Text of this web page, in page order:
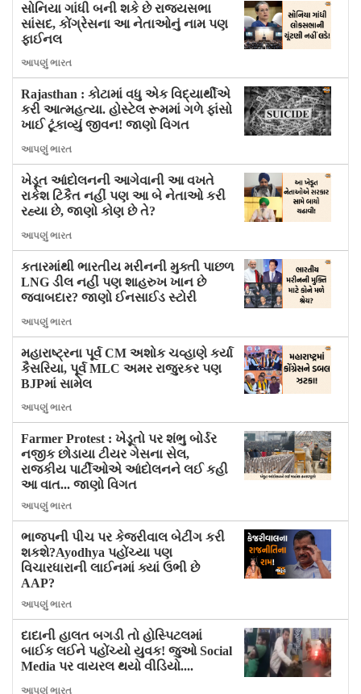
સોનિયા ગાંધી બની શકે છે રાજ્યસભા
સાંસદ, કોંગ્રેસના આ નેતાઓનું નામ પણ
ફાઈનલ
આપણું ભારત
Rajasthan : કોટામાં વધુ એક વિદ્યાર્થીએ
કરી આત્મહત્યા. હોસ્ટેલ રૂમમાં ગળે ફાંસો
ખાઈ ટૂંકાવ્યું જીવન! જાણો વિગત
આપણું ભારત
ખેડૂત આંદોલનની આગેવાની આ વખતે
રાકેશ ટિકૈત નહીં પણ આ બે નેતાઓ કરી
રહ્યા છે, જાણો કોણ છે તે?
આપણું ભારત
કતારમાંથી ભારતીય મરીનની મુક્તી પાછળ
LNG ડીલ નહીં પણ શાહરુખ ખાન છે
જવાબદાર? જાણો ઈનસાઈડ સ્ટોરી
આપણું ભારત
મહારાષ્ટ્રના પૂર્વ CM અશોક ચવ્હાણે કર્યા
કૈસરિયા, પૂર્વ MLC અમર રાજુરકર પણ
BJPમાં સામેલ
આપણું ભારત
Farmer Protest : ખેડૂતો પર શંભુ બોર્ડર
નજીક છોડાયા ટીયર ગેસના સેલ,
રાજકીય પાર્ટીઓએ આંદોલનને લઈ કહી
આ વાત... જાણો વિગત
આપણું ભારત
ભાજપની પીચ પર કેજરીવાલ બેટીંગ કરી
શકશે?Ayodhya પહોંચ્યા પણ
વિચારધારાની લાઈનમાં ક્યાં ઉભી છે
AAP?
આપણું ભારત
દાદાની હાલત બગડી તો હોસ્પિટલમાં
બાઈક લઈને પહોંચ્યો યુવક! જુઓ Social
Media પર વાયરલ થયો વીડિયો....
આપણું ભારત